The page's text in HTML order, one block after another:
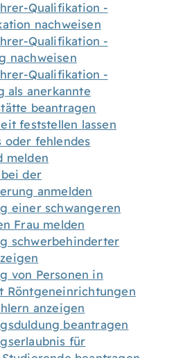
Qualifikation -
nachweisen
Qualifikation -
nachweisen
Qualifikation -
als anerkannte
beantragen
feststellen lassen
oder fehlendes
melden
der
anmelden
einer schwangeren
Frau melden
schwerbehinderter
von Personen in
Röntgeneinrichtungen
anzeigen
beantragen
für